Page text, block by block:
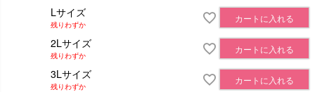
Lサイズ
残りわずか
カートに入れる
2Lサイズ
残りわずか
カートに入れる
3Lサイズ
残りわずか
カートに入れる